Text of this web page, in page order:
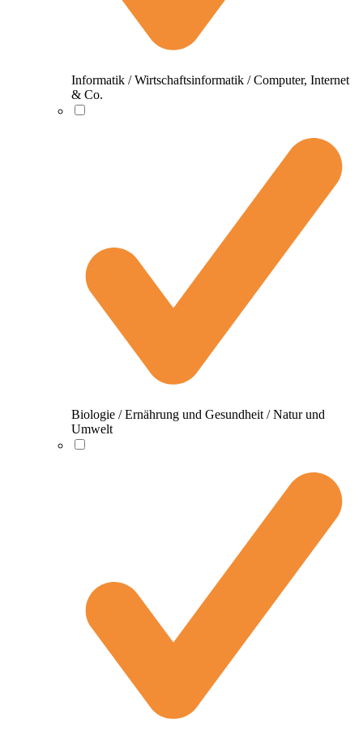
Informatik / Wirtschaftsinformatik / Computer, Internet
& Co.
Biologie / Ernährung und Gesundheit / Natur und
Umwelt